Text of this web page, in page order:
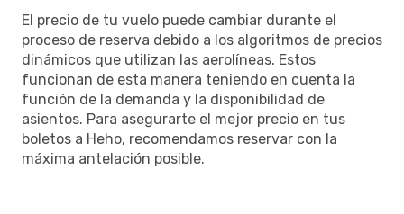
El precio de tu vuelo puede cambiar durante el
proceso de reserva debido a los algoritmos de precios
dinámicos que utilizan las aerolíneas. Estos
funcionan de esta manera teniendo en cuenta la
función de la demanda y la disponibilidad de
asientos. Para asegurarte el mejor precio en tus
boletos a Heho, recomendamos reservar con la
máxima antelación posible.